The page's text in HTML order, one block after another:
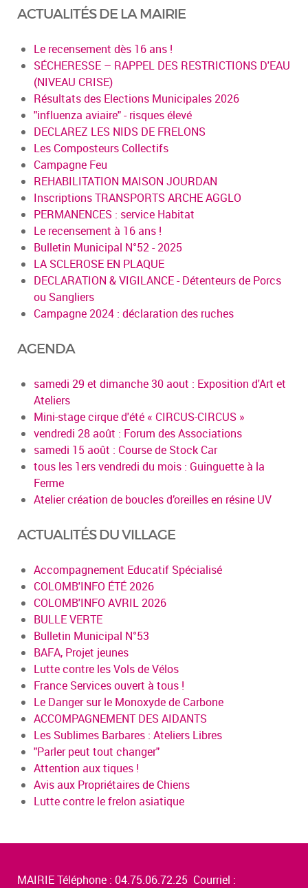
ACTUALITÉS DE LA MAIRIE
Le recensement dès 16 ans !
SÉCHERESSE – RAPPEL DES RESTRICTIONS D'EAU
(NIVEAU CRISE)
Résultats des Elections Municipales 2026
"influenza aviaire" - risques élevé
DECLAREZ LES NIDS DE FRELONS
Les Composteurs Collectifs
Campagne Feu
REHABILITATION MAISON JOURDAN
Inscriptions TRANSPORTS ARCHE AGGLO
PERMANENCES : service Habitat
Le recensement à 16 ans !
Bulletin Municipal N°52 - 2025
LA SCLEROSE EN PLAQUE
DECLARATION & VIGILANCE - Détenteurs de Porcs
ou Sangliers
Campagne 2024 : déclaration des ruches
AGENDA
samedi 29 et dimanche 30 aout : Exposition d'Art et
Ateliers
Mini-stage cirque d'été « CIRCUS-CIRCUS »
vendredi 28 août : Forum des Associations
samedi 15 août : Course de Stock Car
tous les 1ers vendredi du mois : Guinguette à la
Ferme
Atelier création de boucles d’oreilles en résine UV
ACTUALITÉS DU VILLAGE
Accompagnement Educatif Spécialisé
COLOMB'INFO ÉTÉ 2026
COLOMB'INFO AVRIL 2026
BULLE VERTE
Bulletin Municipal N°53
BAFA, Projet jeunes
Lutte contre les Vols de Vélos
France Services ouvert à tous !
Le Danger sur le Monoxyde de Carbone
ACCOMPAGNEMENT DES AIDANTS
Les Sublimes Barbares : Ateliers Libres
"Parler peut tout changer"
Attention aux tiques !
Avis aux Propriétaires de Chiens
Lutte contre le frelon asiatique
MAIRIE Téléphone : 04.75.06.72.25 Courriel :